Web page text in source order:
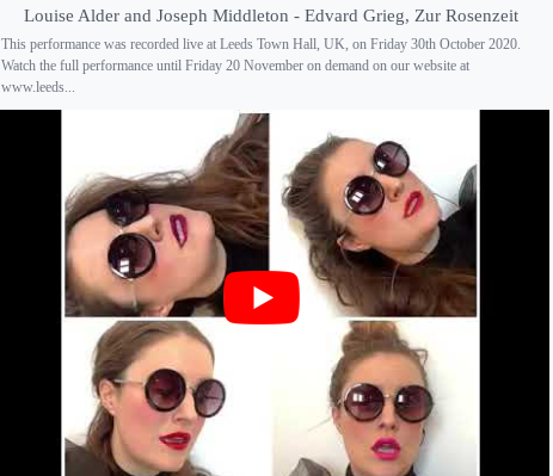
Louise Alder and Joseph Middleton - Edvard Grieg, Zur Rosenzeit
This performance was recorded live at Leeds Town Hall, UK, on Friday 30th October 2020.
Watch the full performance until Friday 20 November on demand on our website at
www.leeds...